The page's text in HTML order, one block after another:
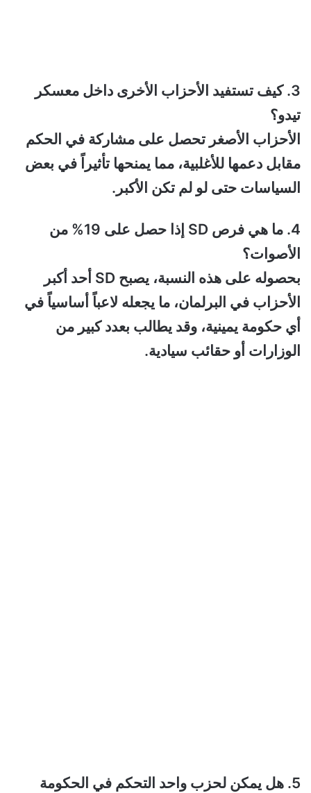
3. كيف تستفيد الأحزاب الأخرى داخل معسكر
تيدو؟
الأحزاب الأصغر تحصل على مشاركة في الحكم
مقابل دعمها للأغلبية، مما يمنحها تأثيراً في بعض
السياسات حتى لو لم تكن الأكبر.
4. ما هي فرص SD إذا حصل على 19% من
الأصوات؟
بحصوله على هذه النسبة، يصبح SD أحد أكبر
الأحزاب في البرلمان، ما يجعله لاعباً أساسياً في
أي حكومة يمينية، وقد يطالب بعدد كبير من
الوزارات أو حقائب سيادية.
5. هل يمكن لحزب واحد التحكم في الحكومة